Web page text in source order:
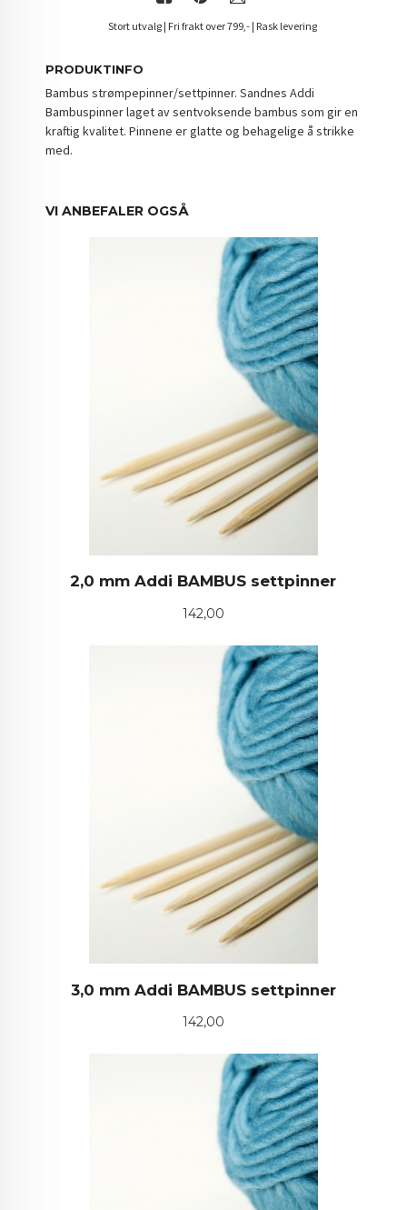
Stort utvalg | Fri frakt over 799,- | Rask levering
PRODUKTINFO
Bambus strømpepinner/settpinner. Sandnes Addi
Bambuspinner laget av sentvoksende bambus som gir en
kraftig kvalitet. Pinnene er glatte og behagelige å strikke
med.
VI ANBEFALER OGSÅ
2,0 mm Addi BAMBUS settpinner
Pris
142,00
3,0 mm Addi BAMBUS settpinner
Pris
142,00